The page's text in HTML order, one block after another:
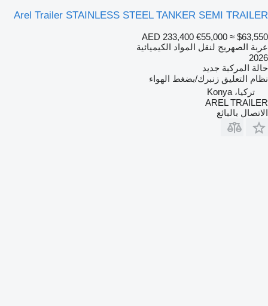
Arel Trailer STAINLESS STEEL TANKER SEMI TRAILER
AED 233,400 €55,000 ≈ $63,550
عربة الصهريج لنقل المواد الكيميائية
2026
حالة المركبة جديد
نظام التعليق زنبرك/بضغط الهواء
تركيا، Konya
AREL TRAILER
الاتصال بالبائع